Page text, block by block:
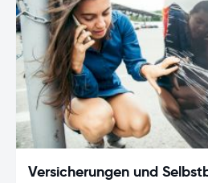
Versicherungen und